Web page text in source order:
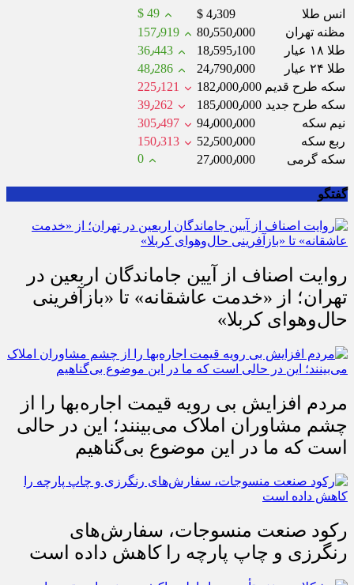
انس طلا $ 4٫309
$ 49
مظنه تهران
80٫550٫000
157٫919
طلا ۱۸ عیار
18٫595٫100
36٫443
طلا ۲۴ عیار
24٫790٫000
48٫286
سکه طرح قدیم 182٫000٫000
225٫121
سکه طرح جدید 185٫000٫000
39٫262
نیم سکه
94٫000٫000
305٫497
ربع سکه
52٫500٫000
150٫313
سکه گرمی
27٫000٫000 0
گفتگو
روایت اصناف از آیین جاماندگان اربعین در
تهران؛ از «خدمت عاشقانه» تا «بازآفرینی
حال‌وهوای کربلا»
مردم افزایش بی رویه قیمت اجاره‌بها را از
چشم مشاوران املاک می‌بینند؛ این در حالی
است که ما در این موضوع بی‌گناهیم
رکود صنعت منسوجات، سفارش‌های
رنگرزی و چاپ پارچه را کاهش داده است